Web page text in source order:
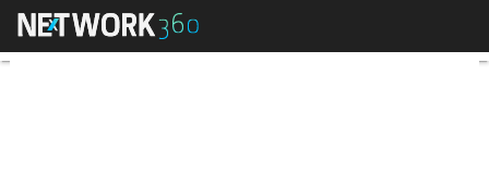
Omnicanalità, AI, chatbot: ecco